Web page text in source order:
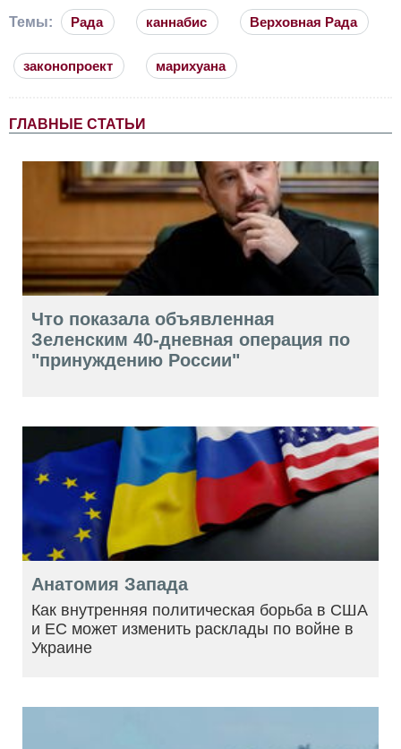
Темы: Рада каннабис Верховная Рада
законопроект марихуана
ГЛАВНЫЕ СТАТЬИ
Что показала объявленная
Зеленским 40-дневная операция по
"принуждению России"
Анатомия Запада
Как внутренняя политическая борьба в США
и ЕС может изменить расклады по войне в
Украине